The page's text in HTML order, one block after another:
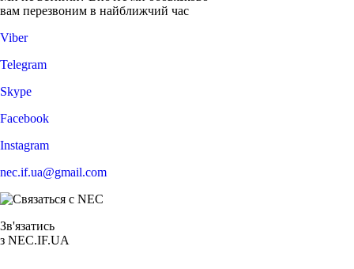
вам перезвоним в найближчий час
Viber
Telegram
Skype
Facebook
Instagram
nec.if.ua@gmail.com
Зв'язатись
з NEC.IF.UA